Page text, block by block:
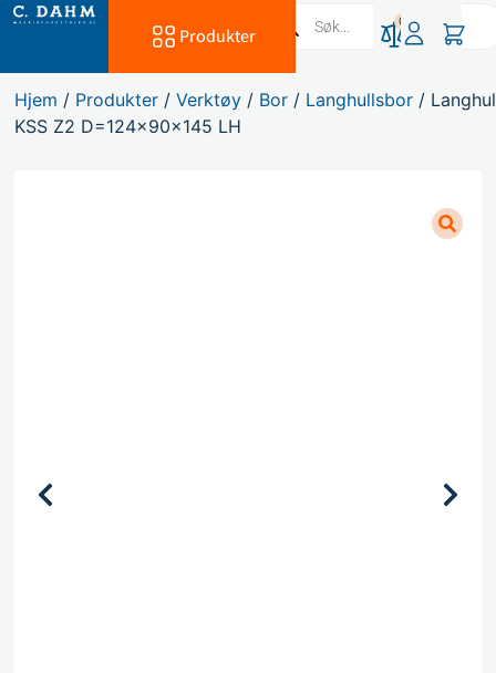
Produkter
0
Hjem / Produkter /Verktøy / Bor / Langhullsbor /
KSS Z2 D=124x90x145 LH